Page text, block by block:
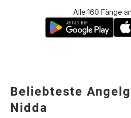
Alle 160 Fänge
Beliebteste
Nidda